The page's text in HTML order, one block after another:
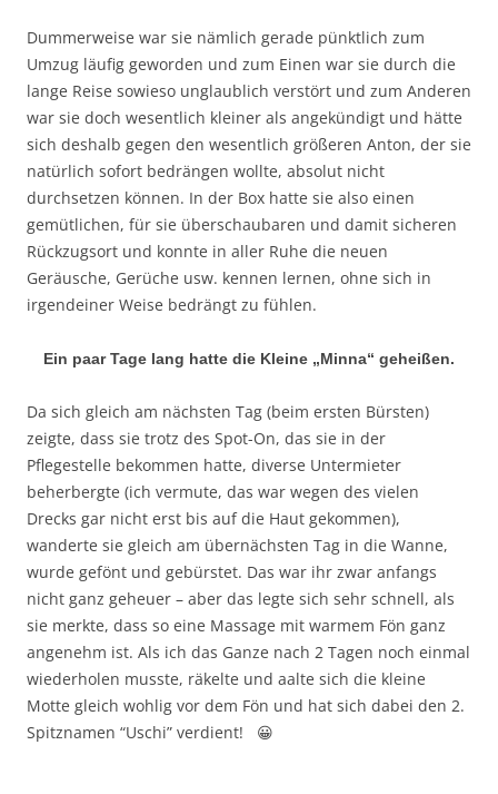
Dummerweise war sie nämlich gerade pünktlich zum
Umzug läufig geworden und zum Einen war sie durch die
lange Reise sowieso unglaublich verstört und zum Anderen
war sie doch wesentlich kleiner als angekündigt und hätte
sich deshalb gegen den wesentlich größeren Anton, der sie
natürlich sofort bedrängen wollte, absolut nicht
durchsetzen können. In der Box hatte sie also einen
gemütlichen, für sie überschaubaren und damit sicheren
Rückzugsort und konnte in aller Ruhe die neuen
Geräusche, Gerüche usw. kennen lernen, ohne sich in
irgendeiner Weise bedrängt zu fühlen.
Ein paar Tage lang hatte die Kleine „Minna“ geheißen.
Da sich gleich am nächsten Tag (beim ersten Bürsten)
zeigte, dass sie trotz des Spot-On, das sie in der
Pflegestelle bekommen hatte, diverse Untermieter
beherbergte (ich vermute, das war wegen des vielen
Drecks gar nicht erst bis auf die Haut gekommen),
wanderte sie gleich am übernächsten Tag in die Wanne,
wurde gefönt und gebürstet. Das war ihr zwar anfangs
nicht ganz geheuer – aber das legte sich sehr schnell, als
sie merkte, dass so eine Massage mit warmem Fön ganz
angenehm ist. Als ich das Ganze nach 2 Tagen noch einmal
wiederholen musste, räkelte und aalte sich die kleine
Motte gleich wohlig vor dem Fön und hat sich dabei den 2.
Spitznamen “Uschi” verdient! 😀